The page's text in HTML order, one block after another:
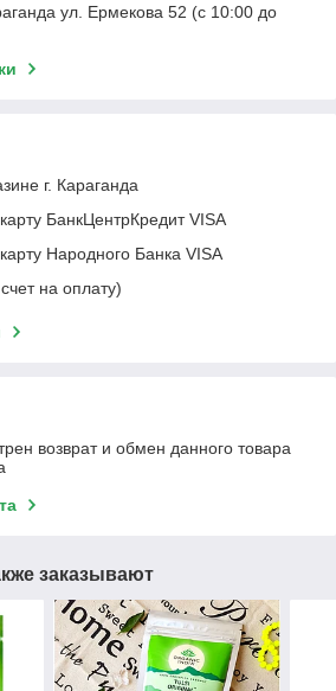
ул. Ермекова 52 (с 10:00 до
г. Караганда
БанкЦентрКредит VISA
Народного Банка VISA
на оплату)
возврат и обмен данного товара
заказывают